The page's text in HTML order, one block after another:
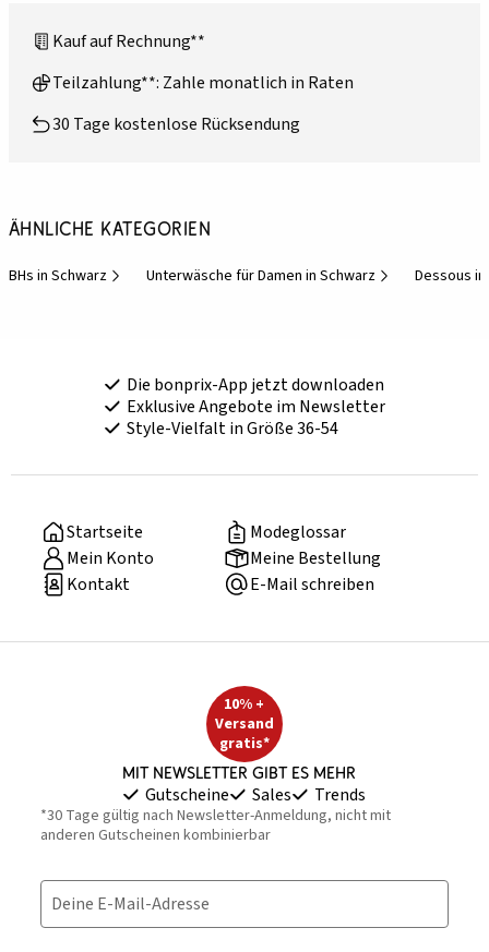
Kauf auf Rechnung**
Teilzahlung**: Zahle monatlich in Raten
30 Tage kostenlose Rücksendung
Ähnliche Kategorien
BHs in Schwarz Unterwäsche für Damen in Schwarz Dessous
Die bonprix-App jetzt downloaden
Exklusive Angebote im Newsletter
Style-Vielfalt in Größe 36-54
Startseite
Modeglossar
Mein Konto
Meine Bestellung
Kontakt
E-Mail schreiben
10% +
Versand
gratis*
Mit Newsletter gibt es mehr
Gutscheine Sales Trends
*30 Tage gültig nach Newsletter-Anmeldung, nicht mit
anderen Gutscheinen kombinierbar
Deine E-Mail-Adresse